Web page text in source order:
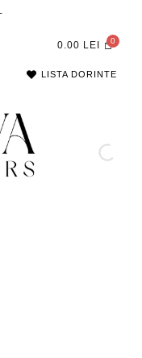
0.00 LEI
LISTA DORINTE